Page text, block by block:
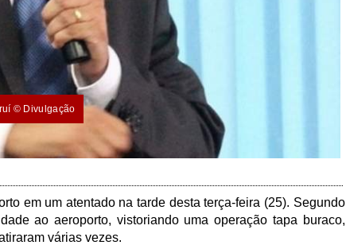
© Divulgação
em um atentado na tarde desta terça-feira (25). Segundo
ao aeroporto, vistoriando uma operação tapa buraco,
várias vezes.